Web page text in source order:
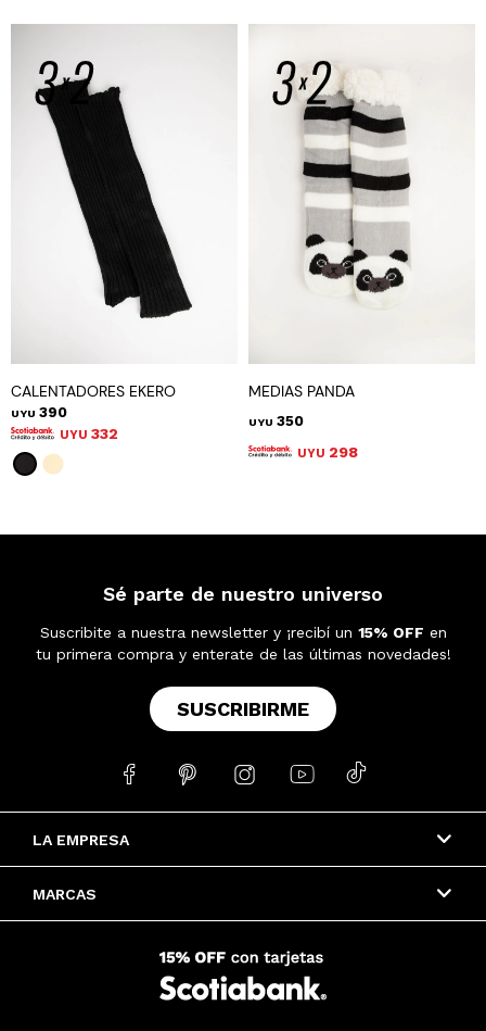
CALENTADORES EKERO
UYU 390
UYU 332
MEDIAS PANDA
UYU 350
UYU 298
LA EMPRESA
MARCAS
Sé parte de nuestro universo
Suscribite a nuestra newsletter y ¡recibí un 15% OFF en
tu primera compra y enterate de las últimas novedades!
SUSCRIBIRME
    